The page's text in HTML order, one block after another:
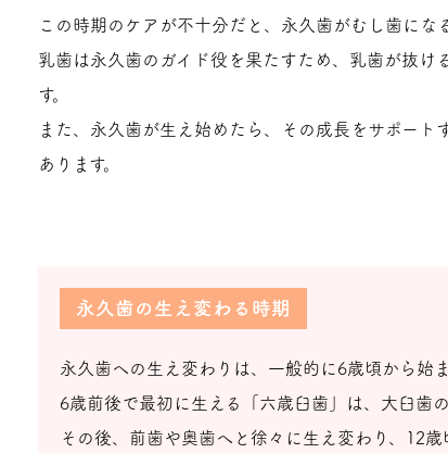
この時期のケアが不十分だと、永久歯がむし歯にな
乳歯は永久歯のガイド役を果たすため、乳歯が抜け
す。
また、永久歯が生え始めたら、その成長をサポート
あります。
永久歯の生え変わる時期
永久歯への生え変わりは、一般的に6歳頃から始ま
6歳前後で最初に生える「六歳臼歯」は、大臼歯
その後、前歯や奥歯へと徐々に生え変わり、12歳